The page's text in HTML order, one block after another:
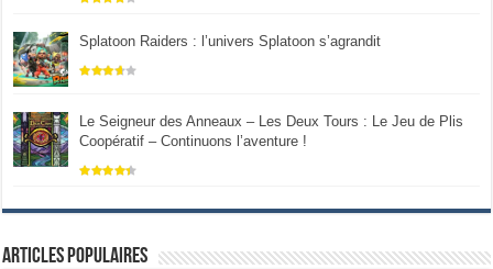
Splatoon Raiders : l’univers Splatoon s’agrandit
Le Seigneur des Anneaux – Les Deux Tours : Le Jeu de Plis
Coopératif – Continuons l’aventure !
Articles populaires